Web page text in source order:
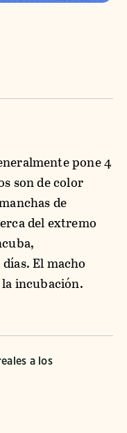
pone 4
son de color
de
del extremo
El macho
incubación.
a los